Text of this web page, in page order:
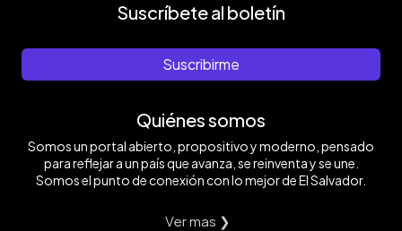
Suscríbete al boletín
Suscribirme
Quiénes somos
Somos un portal abierto, propositivo y moderno, pensado
para reflejar a un país que avanza, se reinventa y se une.
Somos el punto de conexión con lo mejor de El Salvador.
Ver mas ❯